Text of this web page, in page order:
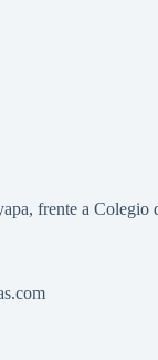
frente a Colegio